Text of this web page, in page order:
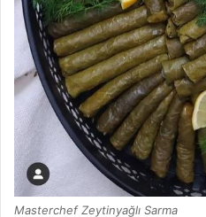
Masterchef Zeytinyağlı Sarma